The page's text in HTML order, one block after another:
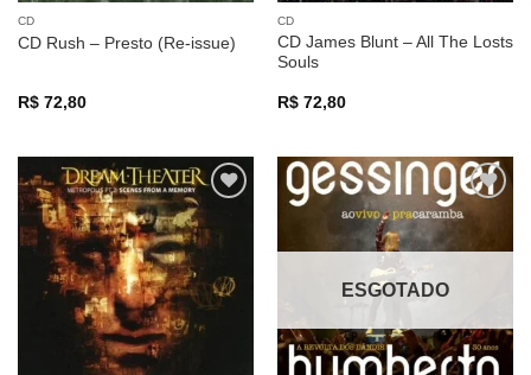
CD
CD Rush – Presto (Re-issue)
R$72,80
CD
CD James Blunt – All The Losts
Souls
R$72,80
Adicionar
a lista de
desejos
Adicionar
a lista de
ESGOTADO